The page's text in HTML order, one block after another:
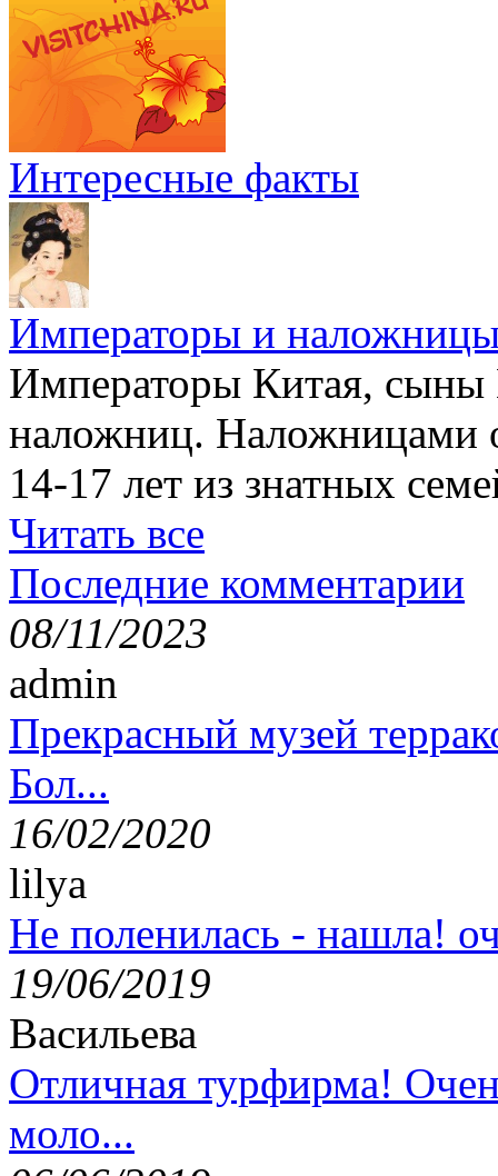
Интересные факты
Императоры и
Императоры Китая,
наложниц. Наложницами
14-17 лет из знатных
Читать все
Последние комментарии
08/11/2023
admin
Прекрасный музей
Бол...
16/02/2020
lilya
Не поленилась - нашла!
19/06/2019
Васильева
Отличная турфирма!
моло...